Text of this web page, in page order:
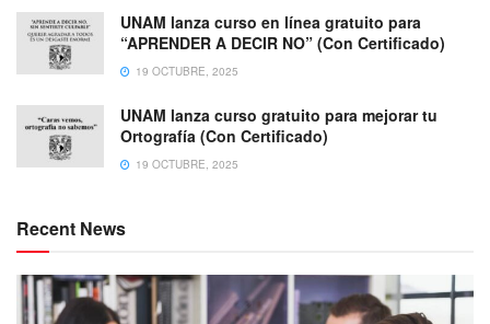
UNAM lanza curso en línea gratuito para
“APRENDER A DECIR NO” (Con Certificado)
19 OCTUBRE, 2025
UNAM lanza curso gratuito para mejorar tu
Ortografía (Con Certificado)
19 OCTUBRE, 2025
Recent News